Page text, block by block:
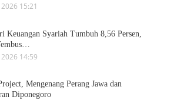
15:21
Keuangan Syariah Tumbuh 8,56 Persen,
14:59
Mengenang Perang Jawa dan
Diponegoro